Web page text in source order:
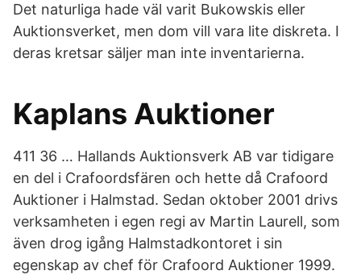
Det naturliga hade väl varit Bukowskis eller
Auktionsverket, men dom vill vara lite diskreta. I
deras kretsar säljer man inte inventarierna.
Kaplans Auktioner
411 36 … Hallands Auktionsverk AB var tidigare
en del i Crafoordsfären och hette då Crafoord
Auktioner i Halmstad. Sedan oktober 2001 drivs
verksamheten i egen regi av Martin Laurell, som
även drog igång Halmstadkontoret i sin
egenskap av chef för Crafoord Auktioner 1999.